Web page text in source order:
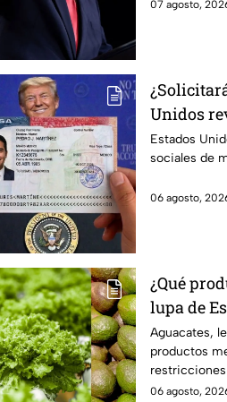
07 agosto,
Unidos
estos
Estados
sociales de
06 agosto,
¿Qué
lupa de Estados
lechuga
Aguacates,
productos
Unidos. Te
06 agosto,